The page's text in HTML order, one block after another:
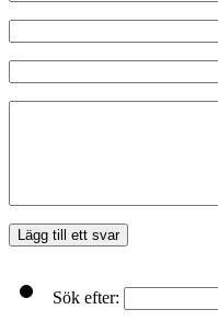
Sök efter: